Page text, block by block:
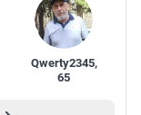
Qwerty2345,
65